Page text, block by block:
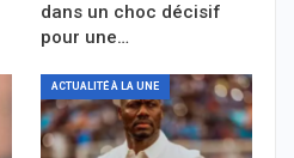
dans un choc décisif
pour une…
ACTUALITÉ À LA UNE